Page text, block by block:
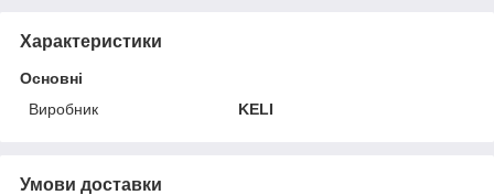
Характеристики
Основні
Виробник
KELI
Умови доставки